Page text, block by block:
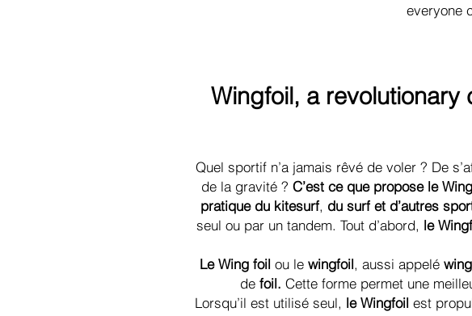
everyone
Wingfoil, a
Quel sportif n’a jamais rêvé de voler ? De
de la gravité ? C’est ce que propose le
pratique du kitesurf, du surf et d’autres
seul ou par un tandem. Tout d’abord, le
Le Wing foil ou le wingfoil, aussi appelé
de foil. Cette forme permet une
Lorsqu’il est utilisé seul, le Wingfoil est